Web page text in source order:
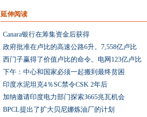
延伸阅读
Canara银行在筹集资金后获得
政府批准在卢比的高速公路6升。7,558亿卢比
西门子赢得了价值卢比的命令。电网123亿卢比
下午：中心和国家必须一起搬到最终贫困
印度水泥坦克4％SC禁令CSK 2年后
加纳邀请印度电力部门探索3665兆瓦机会
BPCL提出了扩大贝尼娜炼油厂的计划